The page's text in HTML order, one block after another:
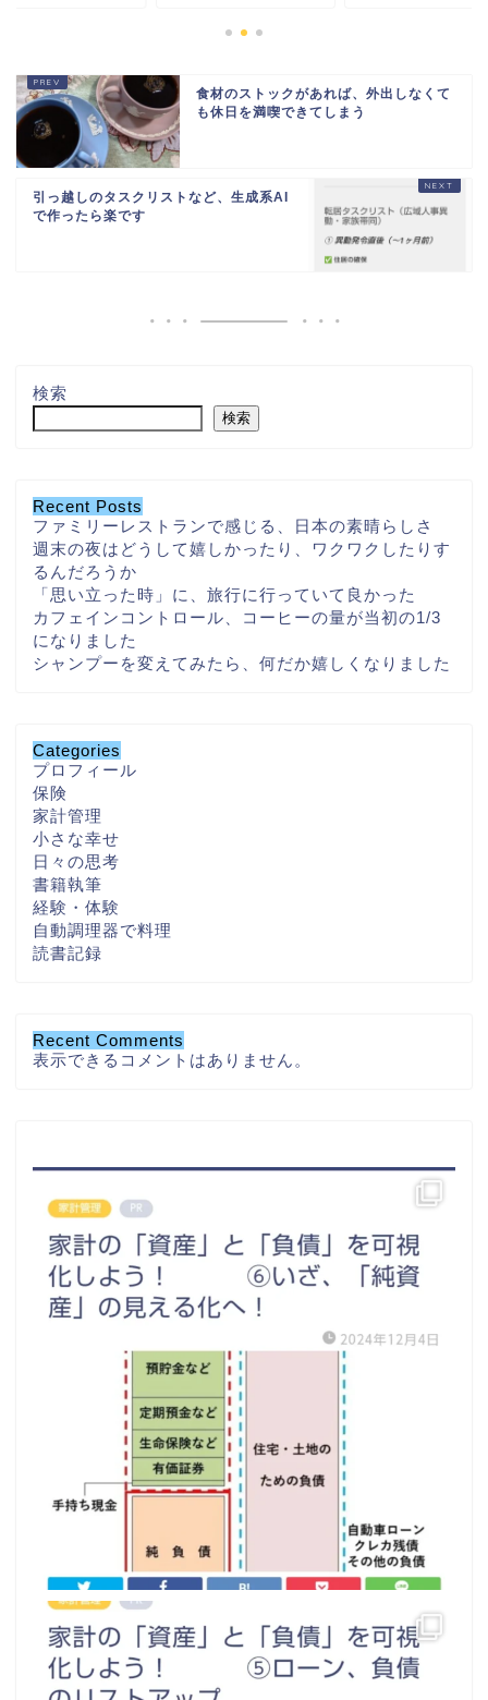
食材のストックがあれば、外出しなくて
も休日を満喫できてしまう
引っ越しのタスクリストなど、生成系AI
で作ったら楽です
検索
検索
Recent Posts
ファミリーレストランで感じる、日本の素晴らしさ
週末の夜はどうして嬉しかったり、ワクワクしたりす
るんだろうか
「思い立った時」に、旅行に行っていて良かった
カフェインコントロール、コーヒーの量が当初の1/3
になりました
シャンプーを変えてみたら、何だか嬉しくなりました
Categories
プロフィール
保険
家計管理
小さな幸せ
日々の思考
書籍執筆
経験・体験
自動調理器で料理
読書記録
Recent Comments
表示できるコメントはありません。